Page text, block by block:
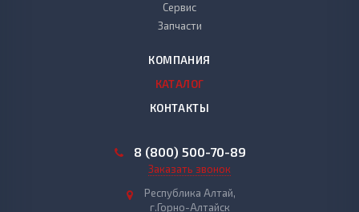
Сервис
Запчасти
КОМПАНИЯ
КАТАЛОГ
КОНТАКТЫ
8 (800) 500-70-89
Заказать звонок
Республика Алтай,
г.Горно-Алтайск